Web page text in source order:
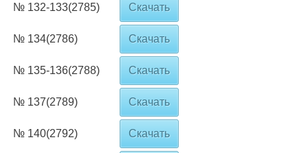
№ 132-133(2785) Скачать
№ 134(2786) Скачать
№ 135-136(2788) Скачать
№ 137(2789) Скачать
№ 140(2792) Скачать